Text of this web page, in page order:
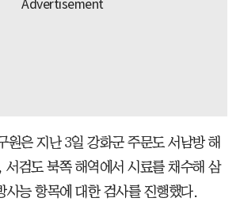
원은 지난 3일 강화군 주문도 서남방 해
검도 북쪽 해역에서 시료를 채수해 삼
사능 항목에 대한 검사를 진행했다.